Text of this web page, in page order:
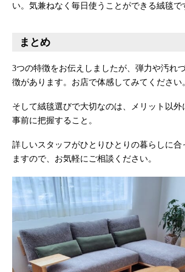
い。気兼ねなく毎日使うことができる絨毯で
まとめ
3つの特徴をお伝えしましたが、弾力や汚れ
徴があります。お店で体感してみてください
そして絨毯選びで大切なのは、メリット以外
事前に把握すること。
詳しいスタッフがひとりひとりの暮らしに合
ますので、お気軽にご相談ください。